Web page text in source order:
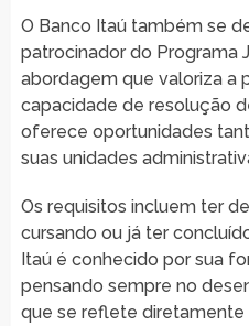
O Banco Itaú também se
patrocinador do Programa
abordagem que valoriza a
capacidade de resolução
oferece oportunidades
suas unidades
Os requisitos incluem ter
cursando ou já ter
Itaú é conhecido por sua
pensando sempre no
que se reflete diretamente